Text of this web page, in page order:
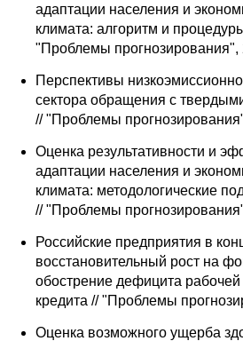
адаптации населения и
климата: алгоритм и
"Проблемы
Перспективы
сектора обращения с
// "Проблемы
Оценка результативности и
адаптации населения и
климата: методологические
// "Проблемы
Российские предприятия в
восстановительный рост на
обострение дефицита
кредита // "Проблемы
Оценка возможного ущерба